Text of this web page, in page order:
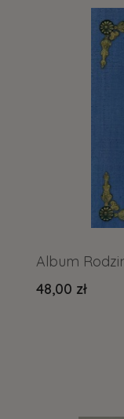
Album
48,00 zł